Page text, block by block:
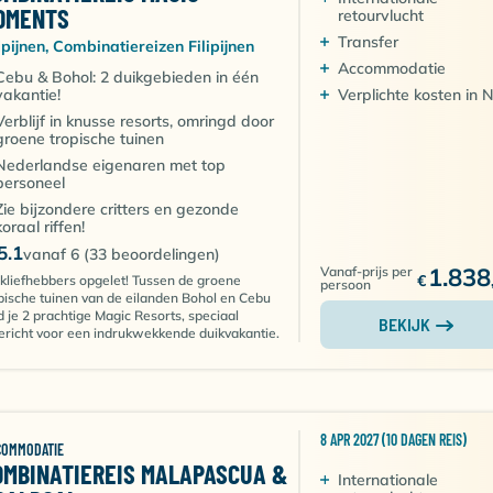
het hele jaar is de Filipijnen dé plek om het
van de lokale bevolking en de ontspannen sfeer
nooit te vergeten, of je nu een doorgewinterde duiker
tot hara beschikking! Kies bijvoorbeeld voor
gebied vol biodiversiteit. Dit word door velen gezien
wrakduikliefhebbers ben je hier aan het juiste adres.
waar nu veel koralen en vissen in leven. Ben jij op
echt iets voor jou! Rond dit eilandje komen namelijk vele
Combinatiereizen Filipijnen
& Bohol: 2 duikgebieden in één
in knusse resorts, omringd door
tropische tuinen
eigenaren met top
bijzondere critters en gezonde
riffen!
vanaf 6 (33 beoordelingen)
opgelet! Tussen de groene
tuinen van de eilanden Bohol en Cebu
je 2 prachtige Magic Resorts, speciaal
voor een indrukwekkende duikvakantie.
retourvlucht
Transfer
Accommodatie
Verplichte kosten in
Vanaf-prijs per
persoon
€ 1.838
BEKIJK
MALAPASCUA &
8 APR 2027 (10 DAGEN REIS)
Internationale